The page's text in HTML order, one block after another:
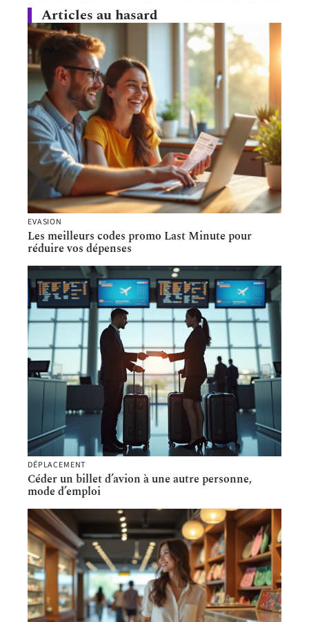
Articles au hasard
EVASION
Les meilleurs codes promo Last Minute pour
réduire vos dépenses
DÉPLACEMENT
Céder un billet d’avion à une autre personne,
mode d’emploi